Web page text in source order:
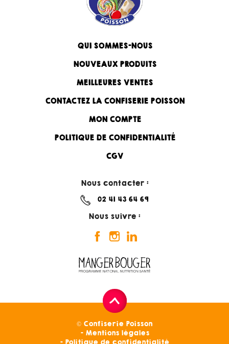
QUI SOMMES-NOUS
NOUVEAUX PRODUITS
MEILLEURES VENTES
CONTACTEZ LA CONFISERIE POISSON
MON COMPTE
POLITIQUE DE CONFIDENTIALITÉ
CGV
Nous contacter :
02 41 43 64 69
Nous suivre :
© Confiserie Poisson
Mentions légales